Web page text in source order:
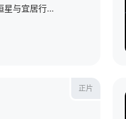
“静默狂喜”事件后，宇宙中所有恒星与宜居行星消失，人类仅存于崩坏的空间站中。囚犯西蒙被判处死刑，却接到一项交易：驾驶绰号为“铁肺”的破旧潜艇，前往荒芜卫星AT-5上的血之海洋执行任务，寻找消失的星球与
正片